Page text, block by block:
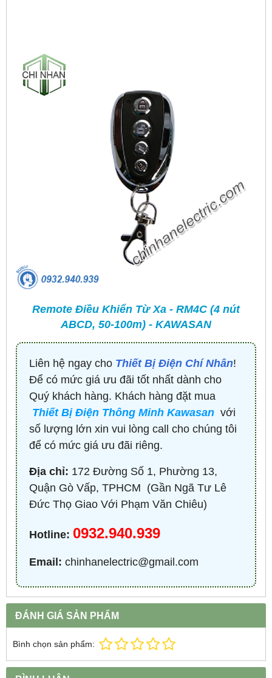
Remote Điều Khiển Từ Xa - RM4C (4 nút
ABCD, 50-100m) - KAWASAN
Liên hệ ngay cho Thiết Bị Điện Chí Nhân!
Để có mức giá ưu đãi tốt nhất dành cho
Quý khách hàng. Khách hàng đặt mua
Thiết Bị Điện Thông Minh Kawasan với
số lượng lớn xin vui lòng call cho chúng tôi
để có mức giá ưu đãi riêng.
Địa chỉ: 172 Đường Số 1, Phường 13,
Quận Gò Vấp, TPHCM ​ (Gần Ngã Tư Lê
Đức Thọ Giao Với Phạm Văn Chiêu)
Hotline: 0932.940.939
Email: chinhanelectric@gmail.com
ĐÁNH GIÁ SẢN PHẨM
Bình chọn sản phẩm: